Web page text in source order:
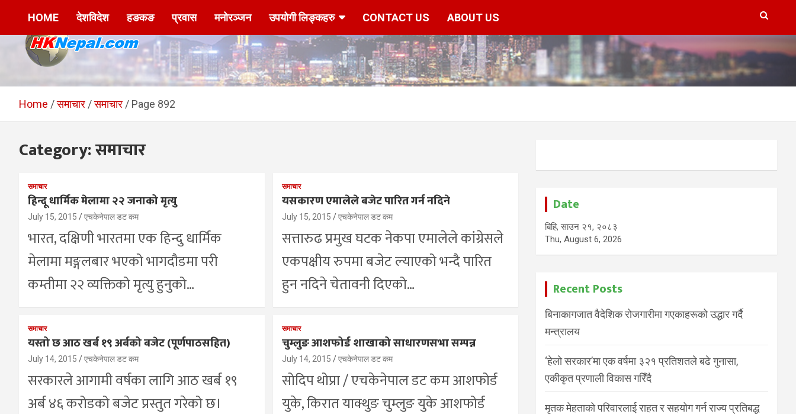
HKNepal.com –
हङकङबाट सञ्चालित पहिलो
नेपाली अनलाईन पत्रिका
hknepal, hknepal.com, hk nepal, hk nepal com
HOME देशविदेश हङकङ प्रवास मनोरञ्जन उपयोगी लिङ्कहरु CONTACT US ABOUT US
Home समाचार समाचार Page 892
Category:समाचार
समाचार
हिन्दू धार्मिक मेलामा २२ जनाको मृत्यु
July 15, 2015 एचकेनेपाल डट कम
भारत, दक्षिणी भारतमा एक हिन्दु धार्मिक
मेलामा मङ्गलबार भएको भागदौडमा परी
कम्तीमा २२ व्यक्तिको मृत्यु हुनुको…
समाचार
यसकारण एमालेले बजेट पारित गर्न नदिने
July 15, 2015 एचकेनेपाल डट कम
सत्तारुढ प्रमुख घटक नेकपा एमालेले कांग्रेसले
एकपक्षीय रुपमा बजेट ल्याएको भन्दै पारित
हुन नदिने चेतावनी दिएको…
समाचार
यस्तो छ आठ खर्ब १९ अर्बको बजेट (पूर्णपाठसहित)
July 14, 2015 एचकेनेपाल डट कम
सरकारले आगामी वर्षका लागि आठ खर्ब १९
अर्ब ४६ करोडको बजेट प्रस्तुत गरेको छ।
समाचार
चुम्लुङ आशफोर्ड शाखाको साधारणसभा सम्पन्न
July 14, 2015 एचकेनेपाल डट कम
सोदिप थोप्रा / एचकेनेपाल डट कम आशफोर्ड
युके, किरात याक्थुङ चुम्लुङ युके आशफोर्ड
Date
बिहि, साउन २१, २०८३
Thu, August 6, 2026
Recent Posts
बिनाकागजात वैदेशिक रोजगारीमा गएकाहरूको उद्धार गर्दै
मन्त्रालय
‘हेलो सरकार’मा एक वर्षमा ३२१ प्रतिशतले बढे गुनासा,
एकीकृत प्रणाली विकास गरिँदै
मृतक मेहताको परिवारलाई राहत र सहयोग गर्न राज्य प्रतिबद्ध